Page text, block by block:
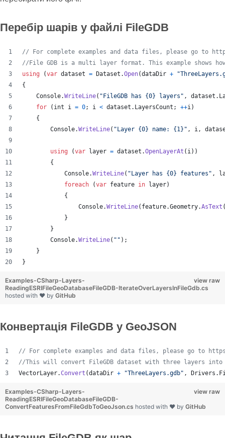
Перебір шарів у файлі FileGDB
// For complete examples and data files, please go to
//File GDB is a multi layer format. This example shows
using
(var dataset = Dataset .Open(dataDir +
{
Console.WriteLine( "FileGDB has {0} layers" , dataset .
for
( int i = 0; i < dataset . LayersCount ; ++i)
{
Console.WriteLine( "Layer {0} name: {1}" , i,
using (var layer = dataset .OpenLayerAt ( i) )
{
Console.WriteLine( "Layer has {0} features" ,
foreach
(var feature in layer)
{
Console.WriteLine( feature.Geometry.AsText
}
}
Console.WriteLine( "" ) ;
}
}
view raw
Examples-CSharp-Layers-
ReadingESRIFileGeoDatabaseFileGDB-IterateOverLayersInFileGdb.cs
hosted with ❤ by GitHub
Конвертація FileGDB у GeoJSON
// For complete examples and data files, please go to
//This will convert FileGDB dataset with three layers into
VectorLayer.Convert (dataDir + "ThreeLayers.gdb" , Drivers .
view raw
Examples-CSharp-Layers-
ReadingESRIFileGeoDatabaseFileGDB-
ConvertFeaturesFromFileGdbToGeoJson.cs hosted with ❤ by GitHub